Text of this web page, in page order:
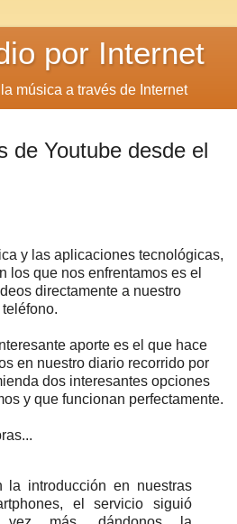
por Internet
música a través de Internet
de Youtube desde el
y las aplicaciones tecnológicas,
los que nos enfrentamos es el
directamente a nuestro
aporte es el que hace
en nuestro diario recorrido por
dos interesantes opciones
y que funcionan perfectamente.
la introducción en nuestras
el servicio siguió